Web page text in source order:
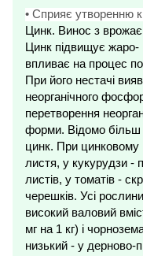
• Сприяє утворенню
Цинк. Винос з
Цинк підвищує жаро-
впливає на процес
При його нестачі
неорганічного
перетворення
форми. Відомо більш
цинк. При цинковому
листя, у кукурудзи -
листів, у томатів -
черешків. Усі
високий валовий
мг на 1 кг) і
низький - у дерново-